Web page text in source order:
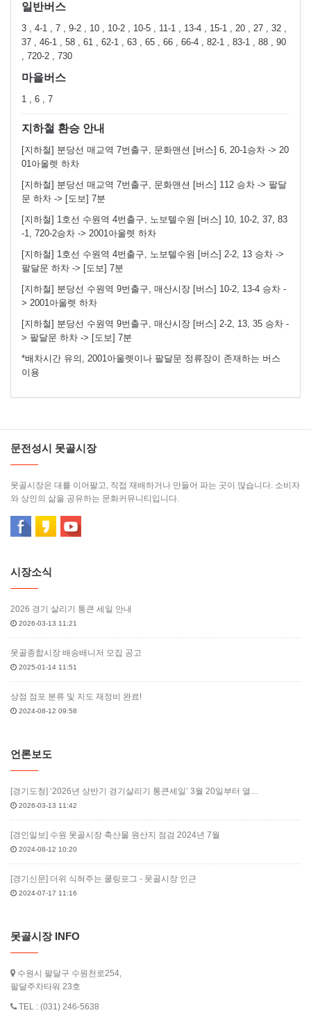
일반버스
3 , 4-1 , 7 , 9-2 , 10 , 10-2 , 10-5 , 11-1 , 13-4 , 15-1 , 20 , 27 , 32 ,
37 , 46-1 , 58 , 61 , 62-1 , 63 , 65 , 66 , 66-4 , 82-1 , 83-1 , 88 , 90
, 720-2 , 730
마을버스
1 , 6 , 7
지하철 환승 안내
[지하철] 분당선 매교역 7번출구, 문화맨션 [버스] 6, 20-1승차 -> 20
01아울렛 하차
[지하철] 분당선 매교역 7번출구, 문화맨션 [버스] 112 승차 -> 팔달
문 하차 -> [도보] 7분
[지하철] 1호선 수원역 4번출구, 노보텔수원 [버스] 10, 10-2, 37, 83
-1, 720-2승차 -> 2001아울렛 하차
[지하철] 1호선 수원역 4번출구, 노보텔수원 [버스] 2-2, 13 승차 ->
팔달문 하차 -> [도보] 7분
[지하철] 분당선 수원역 9번출구, 매산시장 [버스] 10-2, 13-4 승차 -
> 2001아울렛 하차
[지하철] 분당선 수원역 9번출구, 매산시장 [버스] 2-2, 13, 35 승차 -
> 팔달문 하차 -> [도보] 7분
*배차시간 유의, 2001아울렛이나 팔달문 정류장이 존재하는 버스
이용
문전성시 못골시장
못골시장은 대를 이어팔고, 직접 재배하거나 만들어 파는 곳이 많습니다. 소비자
와 상인의 삶을 공유하는 문화커뮤니티입니다.
시장소식
2026 경기 살리기 통큰 세일 안내
2026-03-13 11:21
못골종합시장 배송배니저 모집 공고
2025-01-14 11:51
상점 점포 분류 및 지도 재정비 완료!
2024-08-12 09:58
언론보도
[경기도청] ‘2026년 상반기 경기살리기 통큰세일’ 3월 20일부터 열…
2026-03-13 11:42
[경인일보] 수원 못골시장 축산물 원산지 점검 2024년 7월
2024-08-12 10:20
[경기신문] 더위 식혀주는 쿨링포그 - 못골시장 인근
2024-07-17 11:16
못골시장 INFO
수원시 팔달구 수원천로254,
팔달주차타워 23호
TEL : (031) 246-5638